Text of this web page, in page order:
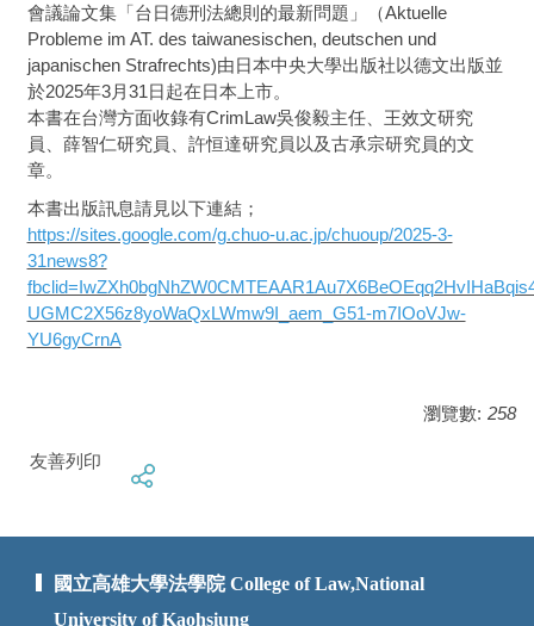
會議論文集「台日德刑法總則的最新問題」（Aktuelle
Probleme im AT. des taiwanesischen, deutschen und
japanischen Strafrechts)由日本中央大學出版社以德文出版並
於2025年3月31日起在日本上市。
本書在台灣方面收錄有CrimLaw吳俊毅主任、王效文研究
員、薛智仁研究員、許恒達研究員以及古承宗研究員的文
章。
本書出版訊息請見以下連結；
https://sites.google.com/g.chuo-u.ac.jp/chuoup/2025-3-
31news8?
UGMC2X56z8yoWaQxLWmw9I_aem_G51-m7IOoVJw-
YU6gyCrnA
瀏覽數: 258
友善列印
國立高雄大學法學院 College of Law,National
University of Kaohsiung